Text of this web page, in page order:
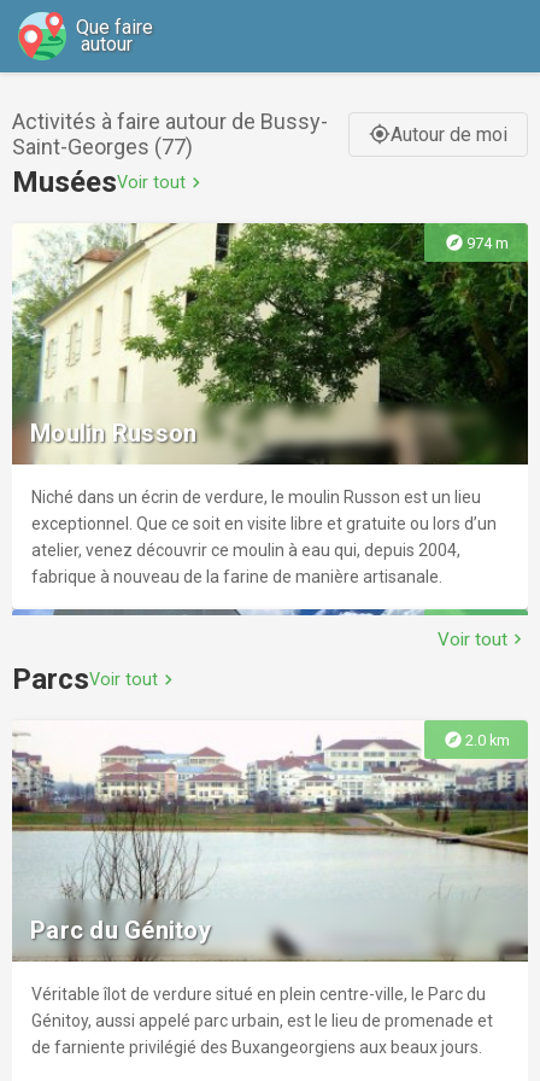
Que faire
autour
Activités à faire autour de Bussy-
Saint-Georges (77)
gps_fixedAutour de moi
MuséesVoir tout chevron_right
explore 974 m
Moulin Russon
Niché dans un écrin de verdure, le moulin Russon est un lieu
exceptionnel. Que ce soit en visite libre et gratuite ou lors d’un
atelier, venez découvrir ce moulin à eau qui, depuis 2004,
fabrique à nouveau de la farine de manière artisanale.
explore
Maison de la Nature
Découvrez la Maison de la Nature, votre tiers-lieu éco-
responsable !
explore 8.4 km
Voir tout chevron_right
ParcsVoir tout chevron_right
explore 2.0 km
Parc du Génitoy
Véritable îlot de verdure situé en plein centre-ville, le Parc du
Génitoy, aussi appelé parc urbain, est le lieu de promenade et
de farniente privilégié des Buxangeorgiens aux beaux jours.